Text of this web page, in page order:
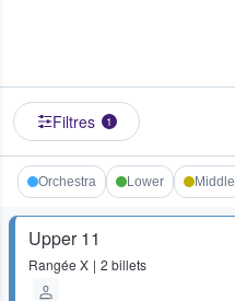
Filtres 1
Orchestra Lower Middle
Upper 11
Rangée X 2 billets